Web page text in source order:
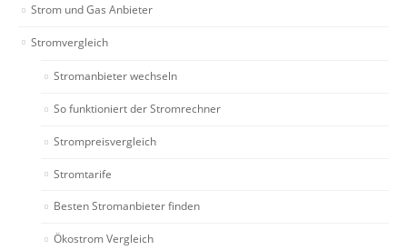
Strom und Gas Anbieter
Stromvergleich
Stromanbieter wechseln
So funktioniert der Stromrechner
Strompreisvergleich
Stromtarife
Besten Stromanbieter finden
Ökostrom Vergleich